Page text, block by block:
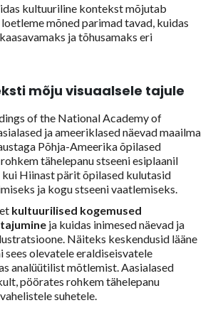
kultuuriline kontekst mõjutab
mõned parimad tavad, kuidas
ja tõhusamaks eri
mõju visuaalsele tajule
of the National Academy of
ja ameeriklased näevad maailma
Põhja-Ameerika õpilased
tähelepanu stseeni esiplaanil
Hiinast pärit õpilased kulutasid
ja kogu stseeni vaatlemiseks.
kultuurilised kogemused
ja kuidas inimesed näevad ja
Näiteks keskendusid lääne
sees olevatele eraldiseisvatele
analüütilist mõtlemist. Aasialased
pöörates rohkem tähelepanu
suhetele.